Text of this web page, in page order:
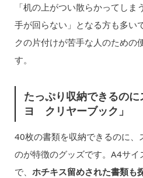
「机の上がつい散らかってし
手が回らない」となる方も多い
クの片付けが苦手な人のための
す。
たっぷり収納できるの
ヨ クリヤーブック」
40枚の書類を収納できるのに、
のが特徴のグッズです。A4サ
で、 ホチキス留めされた書類も